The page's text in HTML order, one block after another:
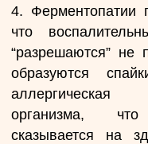
4. Ферментопатии
что
“разрешаются” не
образуются
аллергическая
организма, что
сказывается на